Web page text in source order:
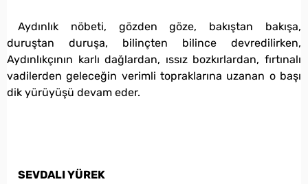
Aydınlık nöbeti, gözden göze, bakıştan bakışa,
duruştan duruşa, bilinçten bilince devredilirken,
Aydınlıkçının karlı dağlardan, ıssız bozkırlardan, fırtınalı
vadilerden geleceğin verimli topraklarına uzanan o başı
dik yürüyüşü devam eder.
SEVDALI YÜREK